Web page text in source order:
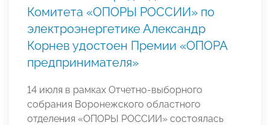
Комитета «ОПОРЫ РОССИИ» по
электроэнергетике Александр
Корнев удостоен Премии «ОПОРА
предпринимателя»
14 июля в рамках Отчетно-выборного
собрания Воронежского областного
отделения «ОПОРЫ РОССИИ» состоялась